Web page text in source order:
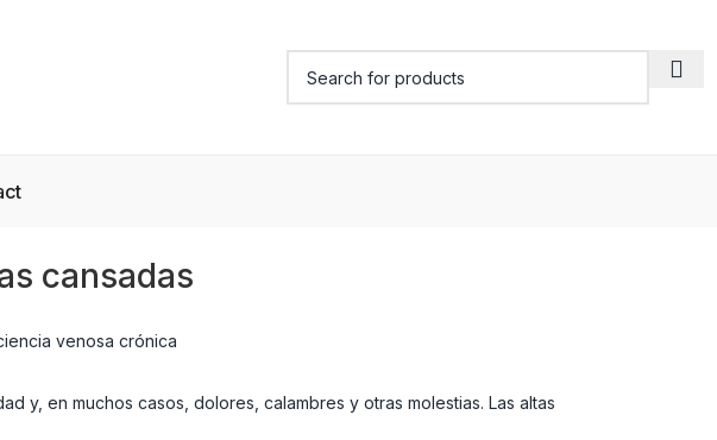
cansadas
y, en muchos casos, dolores, calambres y otras molestias. Las altas